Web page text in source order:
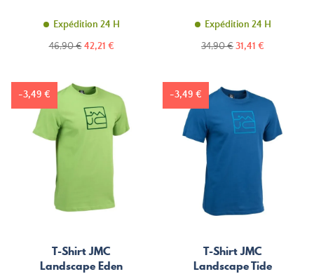
Expédition 24 H
Prix
46,90 € Prix
42,21 €
Expédition 24 H
Prix
34,90 €Prix
31,41 €
T-Shirt JMC
Landscape Eden
-3,49 €
T-Shirt JMC
Landscape Tide
-3,49 €